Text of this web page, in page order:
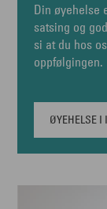
Din øyehelse
satsing og
si at du hos
oppfølgingen.
ØYEHELSE I